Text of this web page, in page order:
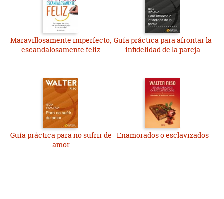
Maravillosamente imperfecto,
escandalosamente feliz
Guía práctica para afrontar la
infidelidad de la pareja
Guía práctica para no sufrir de
amor
Enamorados o esclavizados